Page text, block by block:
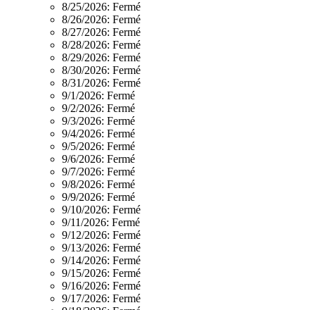
8/25/2026: Fermé
8/26/2026: Fermé
8/27/2026: Fermé
8/28/2026: Fermé
8/29/2026: Fermé
8/30/2026: Fermé
8/31/2026: Fermé
9/1/2026: Fermé
9/2/2026: Fermé
9/3/2026: Fermé
9/4/2026: Fermé
9/5/2026: Fermé
9/6/2026: Fermé
9/7/2026: Fermé
9/8/2026: Fermé
9/9/2026: Fermé
9/10/2026: Fermé
9/11/2026: Fermé
9/12/2026: Fermé
9/13/2026: Fermé
9/14/2026: Fermé
9/15/2026: Fermé
9/16/2026: Fermé
9/17/2026: Fermé